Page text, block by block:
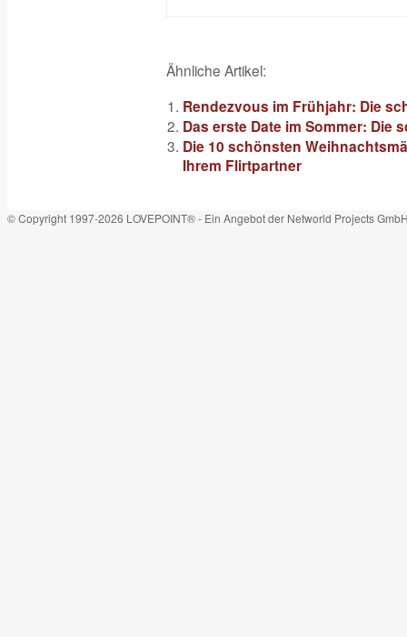
Ähnliche Artikel:
Rendezvous im Frühjahr: Die
Das erste Date im Sommer: Die
Die 10 schönsten
Ihrem Flirtpartner
© Copyright 1997-2026 LOVEPOINT® - Ein Angebot der Networld Projects